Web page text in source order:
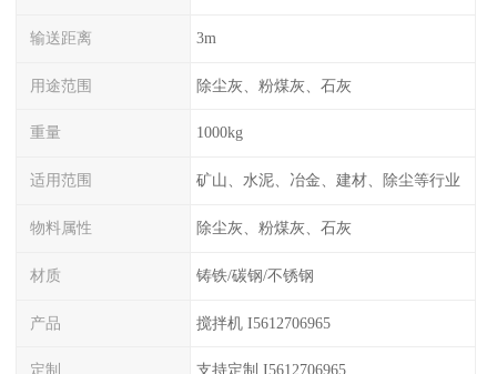
输送距离 3m
用途范围 除尘灰、粉煤灰、石灰
重量 1000kg
适用范围 矿山、水泥、冶金、建材、除尘等行业
物料属性 除尘灰、粉煤灰、石灰
材质 铸铁/碳钢/不锈钢
产品 搅拌机 I5612706965
定制 支持定制 I5612706965